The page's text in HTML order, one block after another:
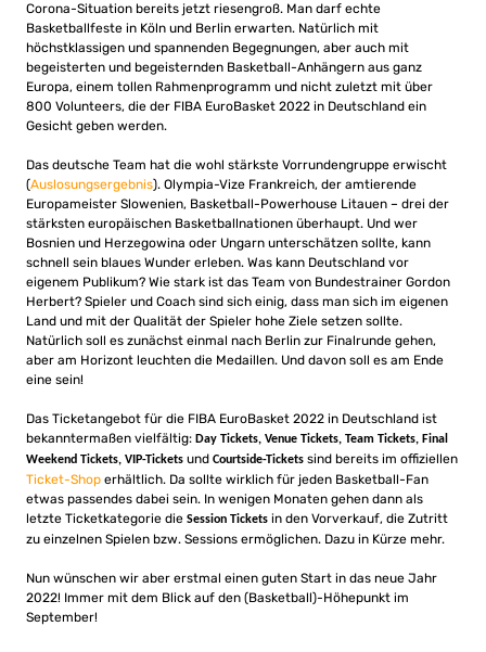
Corona-Situation bereits jetzt riesengroß. Man darf echte
Basketballfeste in Köln und Berlin erwarten. Natürlich mit
höchstklassigen und spannenden Begegnungen, aber auch mit
begeisterten und begeisternden Basketball-Anhängern aus ganz
Europa, einem tollen Rahmenprogramm und nicht zuletzt mit über
800 Volunteers, die der FIBA EuroBasket 2022 in Deutschland ein
Gesicht geben werden.
Das deutsche Team hat die wohl stärkste Vorrundengruppe erwischt
(Auslosungsergebnis). Olympia-Vize Frankreich, der amtierende
Europameister Slowenien, Basketball-Powerhouse Litauen – drei der
stärksten europäischen Basketballnationen überhaupt. Und wer
Bosnien und Herzegowina oder Ungarn unterschätzen sollte, kann
schnell sein blaues Wunder erleben. Was kann Deutschland vor
eigenem Publikum? Wie stark ist das Team von Bundestrainer Gordon
Herbert? Spieler und Coach sind sich einig, dass man sich im eigenen
Land und mit der Qualität der Spieler hohe Ziele setzen sollte.
Natürlich soll es zunächst einmal nach Berlin zur Finalrunde gehen,
aber am Horizont leuchten die Medaillen. Und davon soll es am Ende
eine sein!
Das Ticketangebot für die FIBA EuroBasket 2022 in Deutschland ist
bekanntermaßen vielfältig: Day Tickets, Venue Tickets, Team Tickets, Final
Weekend Tickets, VIP-Tickets und Courtside-Tickets sind bereits im offiziellen
Ticket-Shop erhältlich. Da sollte wirklich für jeden Basketball-Fan
etwas passendes dabei sein. In wenigen Monaten gehen dann als
letzte Ticketkategorie die Session Tickets in den Vorverkauf, die Zutritt
zu einzelnen Spielen bzw. Sessions ermöglichen. Dazu in Kürze mehr.
Nun wünschen wir aber erstmal einen guten Start in das neue Jahr
2022! Immer mit dem Blick auf den (Basketball)-Höhepunkt im
September!